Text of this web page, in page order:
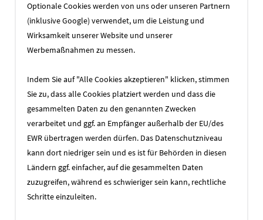
SUN Global Logistic Solutions
Branche:
Transport / Logistik
Veröffentlichung:
2010​
Optionale Cookies werden von uns oder unseren Partnern
(inklusive Google) verwendet, um die Leistung und
Wirksamkeit unserer Website und unserer
Werbemaßnahmen zu messen.
Indem Sie auf "Alle Cookies akzeptieren" klicken, stimmen
Sie zu, dass alle Cookies platziert werden und dass die
gesammelten Daten zu den genannten Zwecken
verarbeitet und ggf. an Empfänger außerhalb der EU/des
EWR übertragen werden dürfen. Das Datenschutzniveau
kann dort niedriger sein und es ist für Behörden in diesen
Ländern ggf. einfacher, auf die gesammelten Daten
zuzugreifen, während es schwieriger sein kann, rechtliche
Schritte einzuleiten.